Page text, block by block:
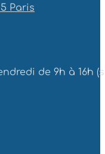
Paris
de 9h à 16h